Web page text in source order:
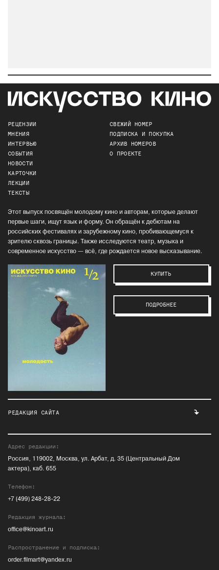
РЕЦЕНЗИИ
МНЕНИЯ
ИНТЕРВЬЮ
СОБЫТИЯ
НОВОСТИ
КАРТОЧКИ
ЛЕКЦИИ
ТЕКСТЫ
СВЕЖИЙ НОМЕР
ПОДПИСКА И ПОКУПКА
АРХИВ НОМЕРОВ
О ПРОЕКТЕ
Этот выпуск посвящён молодому кино и авторам, которые делают
первые шаги, ищут язык и форму. Он обращён к дебютам на
российских фестивалях и зарубежному кино, пробивающемуся к
зрителю сквозь границы. Также исследуются театр, музыка и
современное искусство — всё, где рождается новое высказывание.
КУПИТЬ
ПОДРОБНЕЕ
РЕДАКЦИЯ САЙТА
Адрес редакции:
Россия, 119002, Москва, ул. Арбат, д. 35 (Центральный Дом
актера), каб. 655
Телефон:
+7 (499) 248-28-22
Редакция журнала:
office@kinoart.ru
Распространение и подписка:
order.filmart@yandex.ru